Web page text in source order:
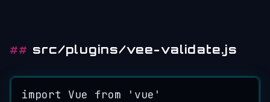
src/plugins/vee-validate.js
import Vue from ' vue '